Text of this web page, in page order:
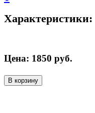
Характеристики:
Цена: 1850 руб.
В корзину